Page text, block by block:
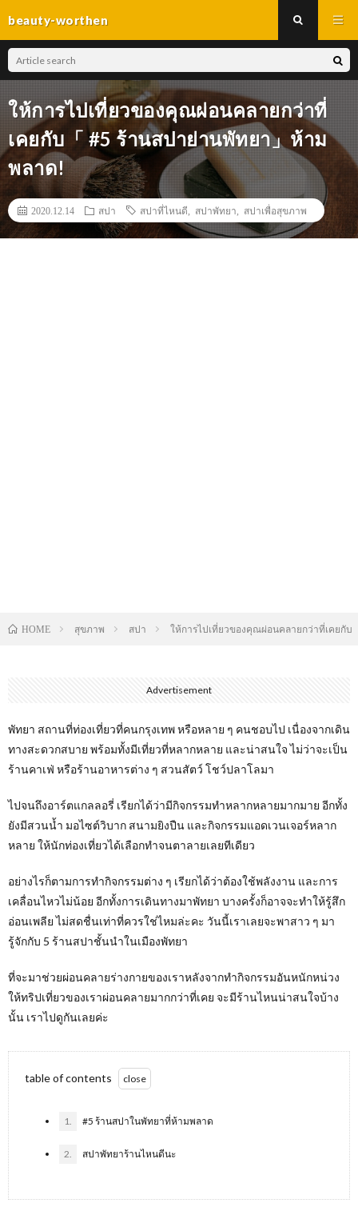
beauty-worthen
ให้การไปเที่ยวของคุณผ่อนคลายกว่าที่
เคยกับ「 #5 ร้านสปาย่านพัทยา」ห้าม
พลาด!
2020.12.14 สปา สปาที่ไหนดี สปาพัทยา สปาเพื่อสุขภาพ
HOME สุขภาพ สปา ให้การไปเที่ยวของคุณผ่อนคลายกว่าที่เคยกั
Advertisement
พัทยา สถานที่ท่องเที่ยวที่คนกรุงเทพ หรือหลาย ๆ คนชอบไป เนื่องจากเดิน
ทางสะดวกสบาย พร้อมทั้งมีเที่ยวที่หลากหลาย และน่าสนใจ ไม่ว่าจะเป็น
ร้านคาเฟ่ หรือร้านอาหารต่าง ๆ สวนสัตว์ โชว์ปลาโลมา
ไปจนถึงอาร์ตแกลลอรี่ เรียกได้ว่ามีกิจกรรมทำหลากหลายมากมาย อีกทั้ง
ยังมีสวนน้ำ มอไซต์วิบาก สนามยิงปืน และกิจกรรมแอดเวนเจอร์หลาก
หลาย ให้นักท่องเที่ยวได้เลือกทำจนตาลายเลยทีเดียว
อย่างไรก็ตามการทำกิจกรรมต่าง ๆ เรียกได้ว่าต้องใช้พลังงาน และการ
เคลื่อนไหวไม่น้อย อีกทั้งการเดินทางมาพัทยา บางครั้งก็อาจจะทำให้รู้สึก
อ่อนเพลีย ไม่สดชื่นเท่าที่ควรใช่ไหมล่ะคะ วันนี้เราเลยจะพาสาว ๆ มา
รู้จักกับ 5 ร้านสปาชั้นนำในเมืองพัทยา
ที่จะมาช่วยผ่อนคลายร่างกายของเราหลังจากทำกิจกรรมอันหนักหน่วง
ให้ทริปเที่ยวของเราผ่อนคลายมากกว่าที่เคย จะมีร้านไหนน่าสนใจบ้าง
นั้น เราไปดูกันเลยค่ะ
table of contents
1. #5 ร้านสปาในพัทยาที่ห้ามพลาด
2. สปาพัทยาร้านไหนดีนะ